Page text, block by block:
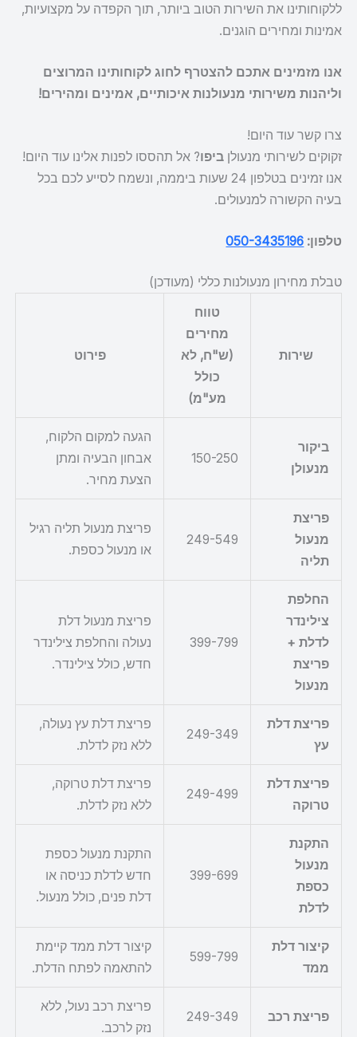
ללקוחותינו את השירות הטוב ביותר, תוך הקפדה על מקצועיות,
אמינות ומחירים הוגנים.
אנו מזמינים אתכם להצטרף לחוג לקוחותינו המרוצים
וליהנות משירותי מנעולנות איכותיים, אמינים ומהירים!
צרו קשר עוד היום!
זקוקים לשירותי מנעולן ביפו? אל תהססו לפנות אלינו עוד היום!
אנו זמינים בטלפון 24 שעות ביממה, ונשמח לסייע לכם בכל
בעיה הקשורה למנעולים.
טלפון: 050-3435196
טבלת מחירון מנעולנות כללי (מעודכן)
שירות
טווח
מחירים
(ש"ח, לא
כולל
מע"מ)
פירוט
ביקור
מנעולן
150-250
הגעה למקום הלקוח,
אבחון הבעיה ומתן
הצעת מחיר.
פריצת
מנעול
תליה
249-549
פריצת מנעול תליה רגיל
או מנעול כספת.
החלפת
צילינדר
לדלת +
פריצת
מנעול
399-799
פריצת מנעול דלת
נעולה והחלפת צילינדר
חדש, כולל צילינדר.
פריצת דלת
עץ
249-349
פריצת דלת עץ נעולה,
ללא נזק לדלת.
פריצת דלת
טרוקה
249-499
פריצת דלת טרוקה,
ללא נזק לדלת.
התקנת
מנעול
כספת
לדלת
399-699
התקנת מנעול כספת
חדש לדלת כניסה או
דלת פנים, כולל מנעול.
קיצור דלת
ממד
599-799
קיצור דלת ממד קיימת
להתאמה לפתח הדלת.
פריצת רכב 249-349
פריצת רכב נעול, ללא
נזק לרכב.